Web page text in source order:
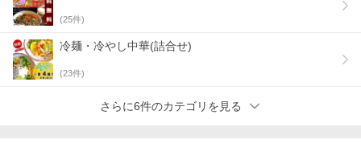
↓★こちらは4人前セットです！（別商品ページへGO！）↓
(25件)
冷麺・冷やし中華(詰合せ)
(23件)
さらに6件のカテゴリを見る